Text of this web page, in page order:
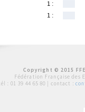
1 :
1 :
Copyright © 2015
Fédération Française des
: 01 39 44 65 80 | contact :